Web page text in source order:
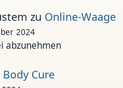
zu Online-Waage
2024
abzunehmen
Body Cure